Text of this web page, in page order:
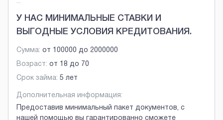
У НАС МИНИМАЛЬНЫЕ СТАВКИ И
ВЫГОДНЫЕ УСЛОВИЯ КРЕДИТОВАНИЯ.
Сумма: от 100000 до 2000000
Возраст: от 18 до 70
Срок займа: 5 лет
Дополнительная информация:
Предоставив минимальный пакет документов, с
нашей помощью вы гарантированно сможете